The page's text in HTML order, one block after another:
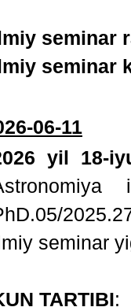
seminar
seminar
06-11
yil 18-
seminar
TARTIBI: